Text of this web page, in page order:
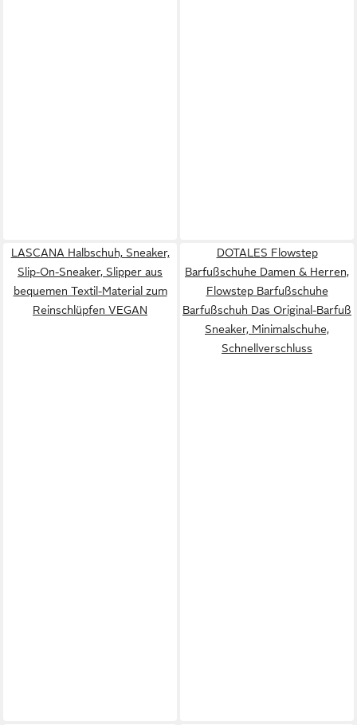
LASCANA Halbschuh, Sneaker,
Slip-On-Sneaker, Slipper aus
bequemen Textil-Material zum
Reinschlüpfen VEGAN
DOTALES Flowstep
Barfußschuhe Damen & Herren,
Flowstep Barfußschuhe
Barfußschuh Das Original-Barfuß
Sneaker, Minimalschuhe,
Schnellverschluss